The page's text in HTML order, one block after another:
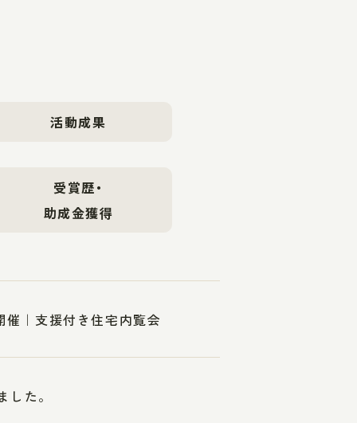
活動成果
受賞歴・
助成金獲得
｜支援付き住宅内覧会
た。